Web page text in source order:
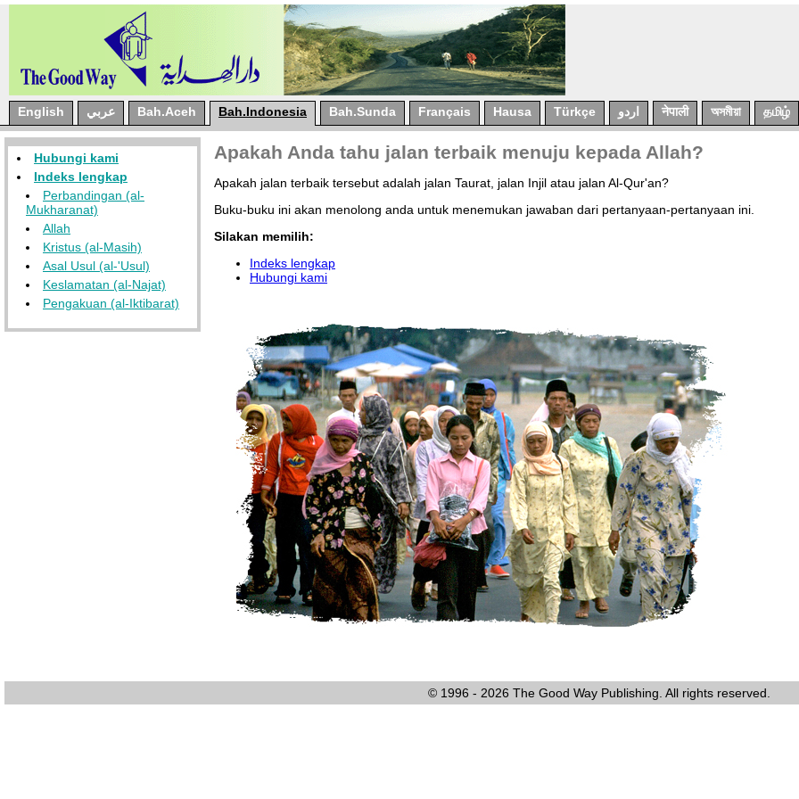
English عربي Bah.Aceh Bah.Indonesia Bah.Sunda Français Hausa Türkçe اردو नेपाली অসমীয়া தமிழ்
Hubungi kami
Indeks lengkap
Perbandingan (al-
Mukharanat)
Allah
Kristus (al-Masih)
Asal Usul (al-'Usul)
Keslamatan (al-Najat)
Pengakuan (al-Iktibarat)
Apakah Anda tahu jalan terbaik menuju kepada Allah?
Apakah jalan terbaik tersebut adalah jalan Taurat, jalan Injil atau jalan Al-Qur'an?
Buku-buku ini akan menolong anda untuk menemukan jawaban dari pertanyaan-pertanyaan ini.
Silakan memilih:
Indeks lengkap
Hubungi kami
© 1996 - 2026 The Good Way Publishing. All rights reserved.